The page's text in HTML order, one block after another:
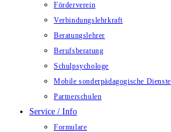
Förderverein
Verbindungslehrkraft
Beratungslehrer
Berufsberatung
Schulpsychologe
Mobile sonderpädagogische Dienste
Partnerschulen
Service / Info
Formulare